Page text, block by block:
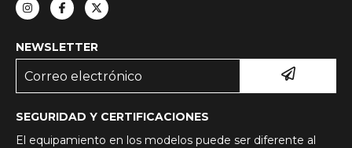
NEWSLETTER
SEGURIDAD Y CERTIFICACIONES
El equipamiento en los modelos puede ser diferente al